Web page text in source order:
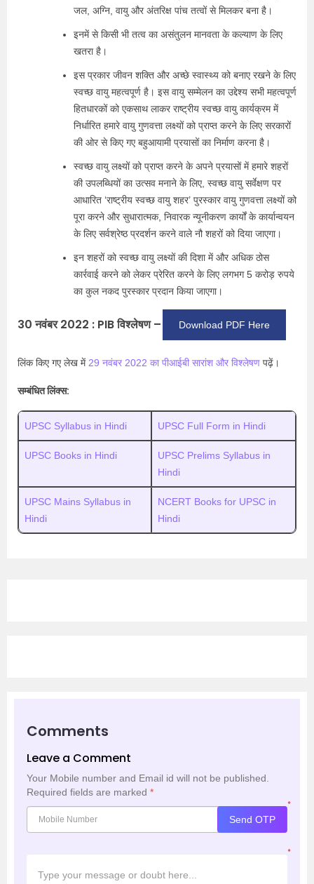
जल, अग्नि, वायु और अंतरिक्ष पांच तत्वों से मिलकर बना है।
इनमें से किसी भी तत्व का असंतुलन मानवता के कल्याण के लिए
खतरा है।
इस प्रकार जीवन शक्ति और अच्छे स्वास्थ्य को बनाए रखने के लिए
स्वच्छ वायु महत्वपूर्ण है। इस वायु सम्मेलन का उद्देश्य सभी महत्वपूर्ण
हितधारकों को एकसाथ लाकर राष्ट्रीय स्वच्छ वायु कार्यक्रम में
निर्धारित हमारे वायु गुणवत्ता लक्ष्यों को प्राप्त करने के लिए सरकारों
की ओर से किए गए बहुआयामी प्रयासों का निर्माण करना है।
स्वच्छ वायु लक्ष्यों को प्राप्त करने के अपने प्रयासों में हमारे शहरों
की उपलब्धियों का उत्सव मनाने के लिए, स्वच्छ वायु सर्वेक्षण पर
आधारित ‘राष्ट्रीय स्वच्छ वायु शहर’ पुरस्कार वायु गुणवत्ता लक्ष्यों को
पूरा करने और सुधारात्मक, निवारक न्यूनीकरण कार्यों के कार्यान्वयन
के लिए सर्वश्रेष्ठ प्रदर्शन करने वाले नौ शहरों को दिया जाएगा।
इन शहरों को स्वच्छ वायु लक्ष्यों की दिशा में और अधिक ठोस
कार्रवाई करने को लेकर प्रेरित करने के लिए लगभग 5 करोड़ रुपये
का कुल नकद पुरस्कार प्रदान किया जाएगा।
30 नवंबर 2022 : PIB विश्लेषण – Download PDF Here
लिंक किए गए लेख में 29 नवंबर 2022 का पीआईबी सारांश और विश्लेषण पढ़ें।
सम्बंधित लिंक्स:
UPSC Syllabus in Hindi UPSC Full Form in Hindi
UPSC Books in Hindi
UPSC Prelims Syllabus in
Hindi
UPSC Mains Syllabus in
Hindi
NCERT Books for UPSC in
Hindi
Comments
Leave a Comment
Your Mobile number and Email id will not be published.
Required fields are marked *
*
Send OTP
*